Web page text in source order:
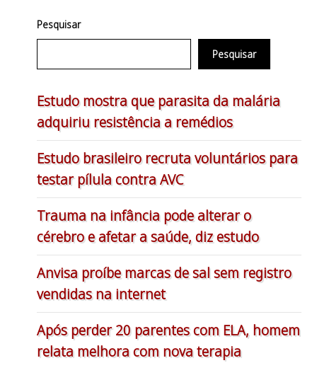
Pesquisar
Pesquisar
Estudo mostra que parasita da malária
adquiriu resistência a remédios
Estudo brasileiro recruta voluntários para
testar pílula contra AVC
Trauma na infância pode alterar o
cérebro e afetar a saúde, diz estudo
Anvisa proíbe marcas de sal sem registro
vendidas na internet
Após perder 20 parentes com ELA, homem
relata melhora com nova terapia